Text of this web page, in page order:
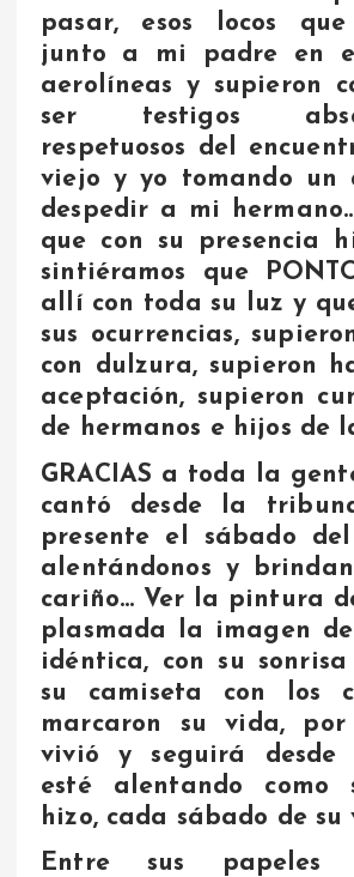
pasar, esos locos que
junto a mi padre en
aerolíneas y supieron
ser testigos
respetuosos del
viejo y yo tomando un
despedir a mi
que con su presencia
sintiéramos que
allí con toda su luz y
sus ocurrencias,
con dulzura, supieron
aceptación, supieron
de hermanos e hijos de
GRACIAS a toda la
cantó desde la
presente el sábado
alentándonos y
cariño… Ver la pintura
plasmada la imagen de
idéntica, con su
su camiseta con los
marcaron su vida, por
vivió y seguirá desde
esté alentando como
hizo, cada sábado de su
Entre sus